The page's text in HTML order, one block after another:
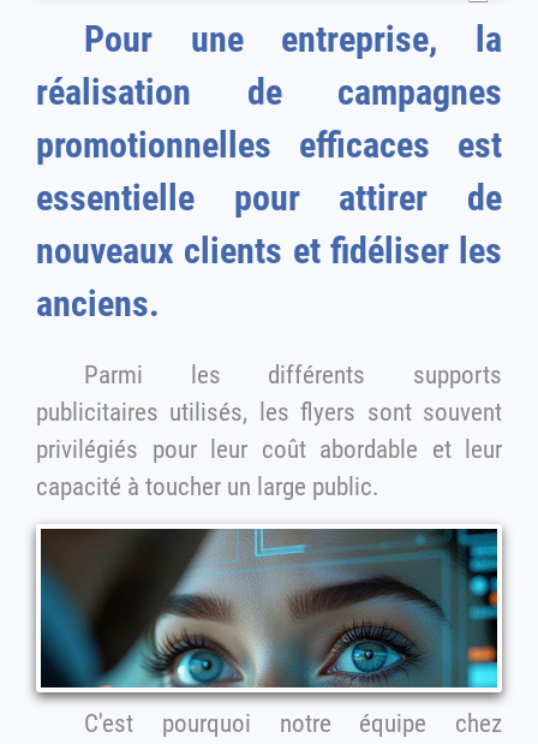
Pour une entreprise, la
réalisation de campagnes
promotionnelles efficaces est
essentielle pour attirer de
nouveaux clients et fidéliser les
anciens.
Parmi les différents supports
publicitaires utilisés, les flyers sont souvent
privilégiés pour leur coût abordable et leur
capacité à toucher un large public.
C'est pourquoi notre équipe chez